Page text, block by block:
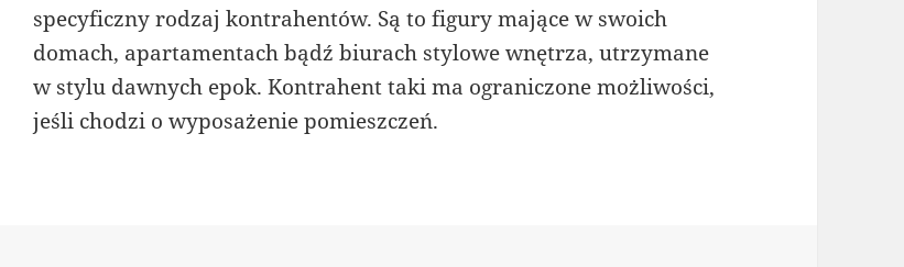
specyficzny rodzaj kontrahentów. Są to figury mające w swoich
domach, apartamentach bądź biurach stylowe wnętrza, utrzymane
w stylu dawnych epok. Kontrahent taki ma ograniczone możliwości,
jeśli chodzi o wyposażenie pomieszczeń.